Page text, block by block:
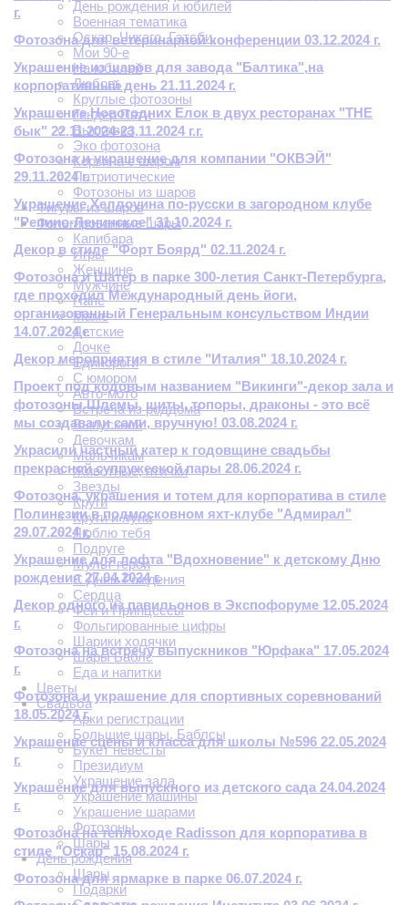
День рождения и юбилей
Военная тематика
Оскар. Чикаго. Гэтсби.
Мои 90-е
На юбилей
Любовь
Круглые фотозоны
Гендер Пати
Выставка
Эко фотозона
Корзина с шаром
Патриотические
Фотозоны из шаров
Фигуры из шаров
Фольгированные шары
Капибара
Игры
Женщине
Мужчине
Папе
Маме
Детские
Дочке
Единороги
С юмором
Авто-мото
Встреча из роддома
Выпускной
Девочкам
Мальчикам
Животные, птички
Звезды
Круги
Круги и луна
Люблю тебя
Подруге
Мульт герои
С Днем Рождения
Сердца
Феи и Принцессы
Фольгированные цифры
Шарики ходячки
Шары Баблс
Еда и напитки
Цветы
Свадьба
Арки регистрации
Большие шары. Баблсы
Букет невесты
Президиум
Украшение зала
Украшение машины
Украшение шарами
Фотозоны
Шары
День рождения
Шары
Подарки
г.
Фотозона для ветеринарной конференции 03.12.2024 г.
Украшение из шаров для завода "Балтика",на
корпоративный день 21.11.2024 г.
Украшение Новогодних Елок в двух ресторанах "THE
бык" 22.11.2024-23.11.2024 г.г.
Фотозона и украшение для компании "ОКВЭЙ"
29.11.2024 г.
Украшение Хеллоуина по-русски в загородном клубе
"Репино-Ленинское" 31.10.2024 г.
Декор в стиле "Форт Боярд" 02.11.2024 г.
Фотозона и Шатер в парке 300-летия Санкт-Петербурга,
где проходил Международный день йоги,
организованный Генеральным консульством Индии
14.07.2024 г.
Декор мероприятия в стиле "Италия" 18.10.2024 г.
Проект под кодовым названием "Викинги"-декор зала и
фотозоны.Шлемы, щиты, топоры, драконы - это всё
мы создавали сами, вручную! 03.08.2024 г.
Украсили частный катер к годовщине свадьбы
прекрасной супружеской пары 28.06.2024 г.
Фотозона, украшения и тотем для корпоратива в стиле
Полинезии в подмосковном яхт-клубе "Адмирал"
29.07.2024 г.
Украшение для лофта "Вдохновение" к детскому Дню
рождения 27.04.2024 г.
Декор одного из павильонов в Экспофоруме 12.05.2024
г.
Фотозона на встречу выпускников "Юрфака" 17.05.2024
г.
Фотозона и украшение для спортивных соревнований
18.05.2024 г.
Украшение сцены и класса для школы №596 22.05.2024
г.
Украшение для выпускного из детского сада 24.04.2024
г.
Фотозона на теплоходе Radisson для корпоратива в
стиле "Оскар" 15.08.2024 г.
Фотозона для ярмарке в парке 06.07.2024 г.